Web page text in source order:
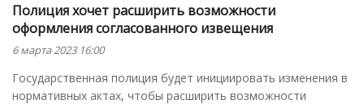
Полиция хочет расширить возможности
оформления согласованного извещения
6 марта 2023 16:00
Государственная полиция будет инициировать изменения в
нормативных актах, чтобы расширить возможности